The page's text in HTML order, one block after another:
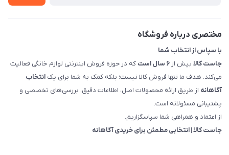
مختصری درباره فروشگاه
با سپاس از انتخاب شما
جاست کالا بیش از ۶ سال است
که در حوزه فروش اینترنتی لوازم خانگی فعالیت
می‌کند. هدف ما تنها فروش کالا نیست؛ بلکه کمک به شما برای یک انتخاب
آگاهانه از طریق ارائه محصولات اصل، اطلاعات دقیق، بررسی‌های تخصصی و
پشتیبانی مسئولانه است.
از اعتماد و همراهی شما سپاسگزاریم.
جاست کالا | انتخابی مطمئن برای خریدی آگاهانه